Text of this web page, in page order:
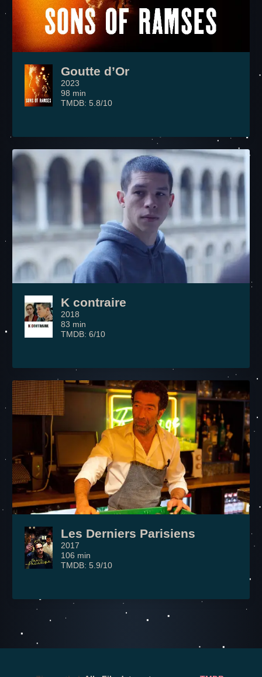
Goutte d’Or
2023
98 min
TMDB: 5.8/10
K contraire
2018
83 min
TMDB: 6/10
Les Derniers Parisiens
2017
106 min
TMDB: 5.9/10